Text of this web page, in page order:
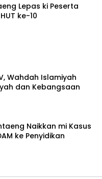
Lepas ki Peserta
ke-10
Wahdah Islamiyah
dan Kebangsaan
Naikkan mi Kasus
ke Penyidikan